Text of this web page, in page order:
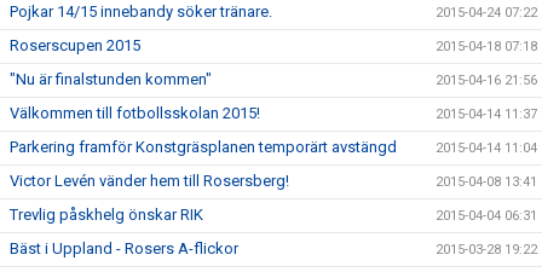
Pojkar 14/15 innebandy söker tränare. 2015-04-24 07:22
Roserscupen 2015 2015-04-18 07:18
"Nu är finalstunden kommen" 2015-04-16 21:56
Välkommen till fotbollsskolan 2015! 2015-04-14 11:37
Parkering framför Konstgräsplanen temporärt avstängd 2015-04-14 11:04
Victor Levén vänder hem till Rosersberg! 2015-04-08 13:41
Trevlig påskhelg önskar RIK 2015-04-04 06:31
Bäst i Uppland - Rosers A-flickor 2015-03-28 19:22